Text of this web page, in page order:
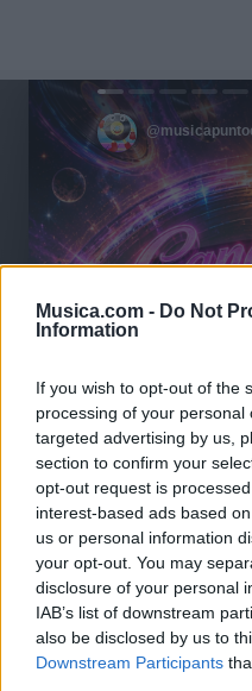
Musica.com - Do Not
Information
If you wish to opt-out of the
processing of your
targeted advertising by us,
section to confirm your
opt-out request is
interest-based ads based
us or personal information
your opt-out. You may
disclosure of your personal
IAB’s list of downstream
also be disclosed by us to
Downstream Participants
🪐🚀 Canciones
Psicodelia y
🌌🚀 Viaje